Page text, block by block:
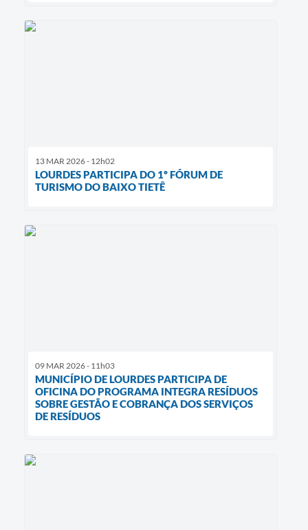
13 MAR 2026 - 12h02
LOURDES PARTICIPA DO 1º FÓRUM DE
TURISMO DO BAIXO TIETÊ
09 MAR 2026 - 11h03
MUNICÍPIO DE LOURDES PARTICIPA DE
OFICINA DO PROGRAMA INTEGRA RESÍDUOS
SOBRE GESTÃO E COBRANÇA DOS SERVIÇOS
DE RESÍDUOS